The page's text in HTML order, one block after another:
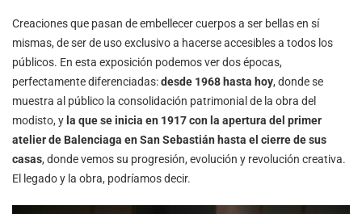
Creaciones que pasan de embellecer cuerpos a ser bellas en sí
mismas, de ser de uso exclusivo a hacerse accesibles a todos los
públicos. En esta exposición podemos ver dos épocas,
perfectamente diferenciadas:desde 1968 hasta hoy, donde se
muestra al público la consolidación patrimonial de la obra del
modisto, y la que se inicia en 1917 con la apertura del primer
atelier de Balenciaga en San Sebastián hasta el cierre de sus
casas, donde vemos su progresión, evolución y revolución creativa.
El legado y la obra, podríamos decir.